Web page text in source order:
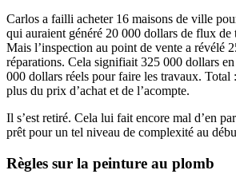
Carlos a failli acheter 16 maisons de ville
qui auraient généré 20 000 dollars de flux de
Mais l’inspection au point de vente a révélé
réparations. Cela signifiait 325 000 dollars
000 dollars réels pour faire les travaux. Total
plus du prix d’achat et de l’acompte.
Il s’est retiré. Cela lui fait encore mal d’en
prêt pour un tel niveau de complexité au
Règles sur la peinture au plomb